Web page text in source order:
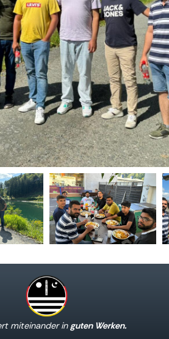
miteinander in guten Werken.